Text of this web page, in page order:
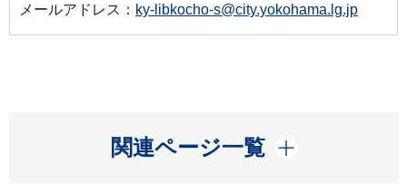
メールアドレス： ky-libkocho-s@city.yokohama.lg.jp
関連ページ一覧
開く